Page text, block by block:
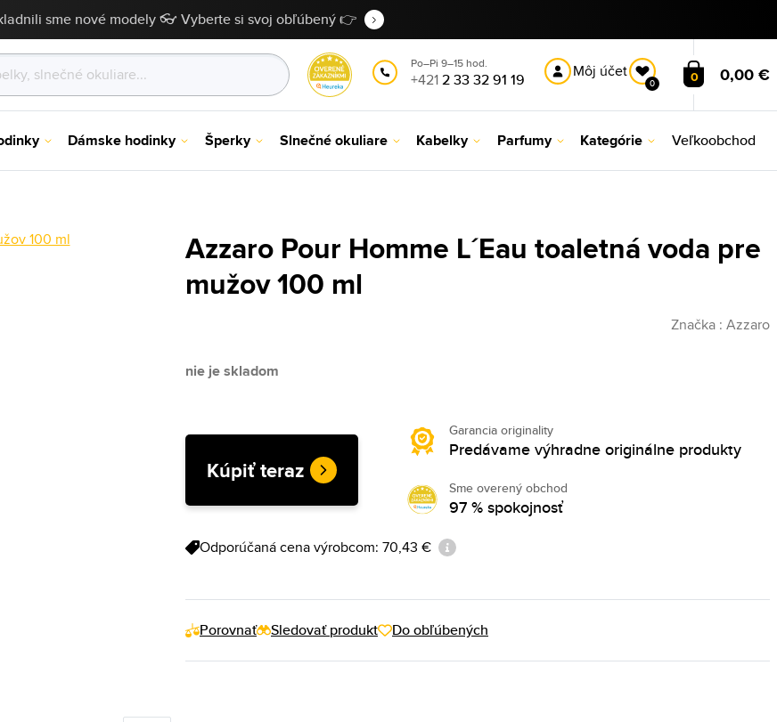
sme nové modely 👓 Vyberte si svoj obľúbený 👉
Po–Pi 9–15 hod.
+4212 33 32 91 19 Môj účet
0 0 0,00 €
Dámske hodinky Šperky Slnečné okuliare Kabelky Parfumy Kategórie Veľkoobchod
Azzaro Pour Homme L´Eau toaletná voda pre
mužov 100 ml
Značka : Azzaro
nie je skladom
Kúpiť teraz
Garancia originality
Predávame výhradne originálne produkty
Sme overený obchod
97 % spokojnosť
Odporúčaná cena výrobcom: 70,43 €
Porovnať Sledovať produkt Do obľúbených